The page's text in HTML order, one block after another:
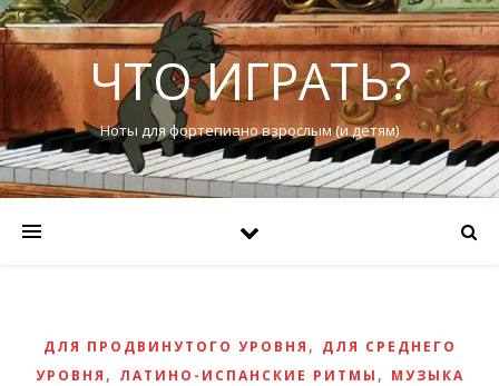
ЧТО ИГРАТЬ?
Ноты для фортепиано взрослым (и детям)
ДЛЯ ПРОДВИНУТОГО УРОВНЯ , ДЛЯ СРЕДНЕГО
УРОВНЯ , ЛАТИНО-ИСПАНСКИЕ РИТМЫ , МУЗЫКА